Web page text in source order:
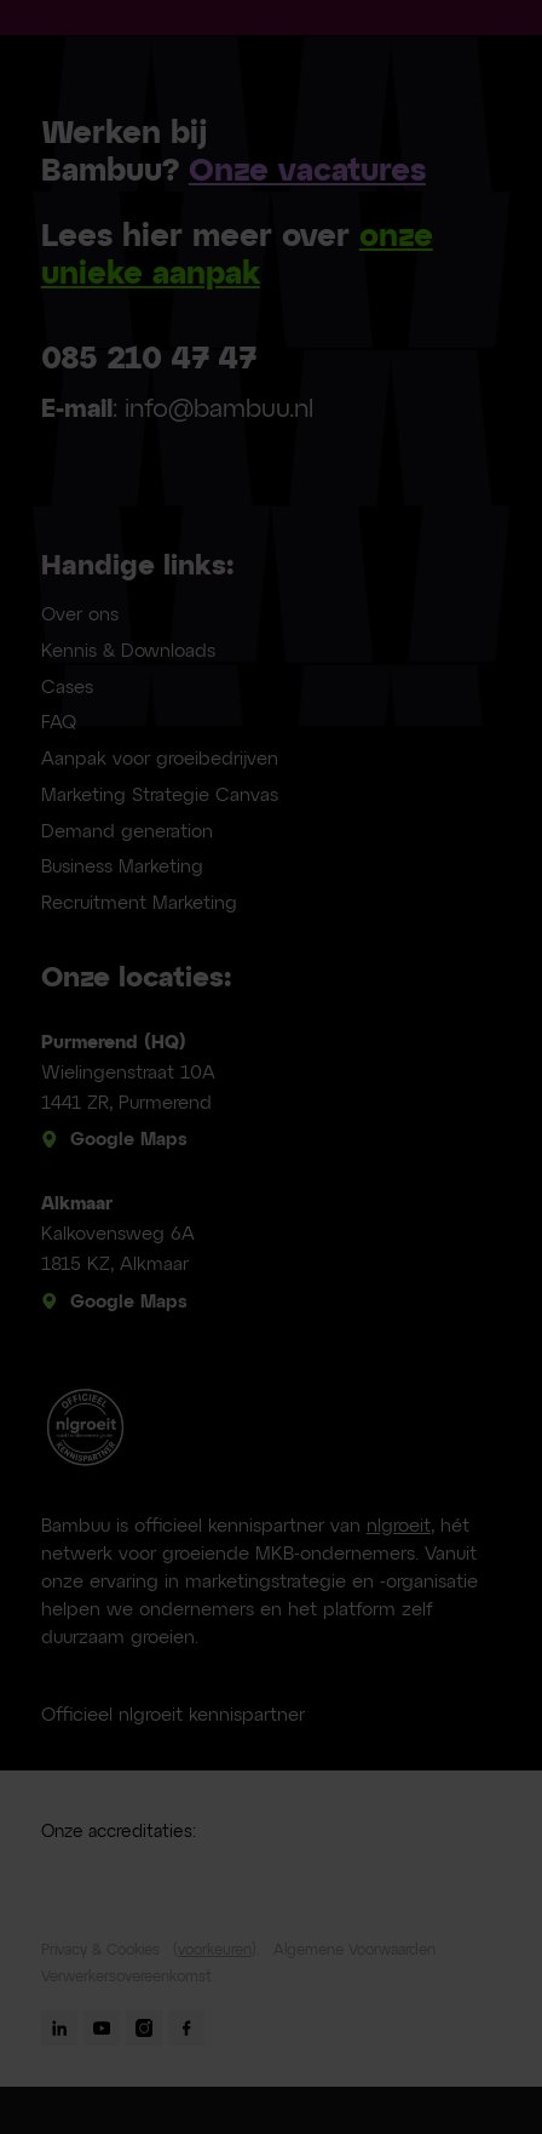
Werken bij
Bambuu? Onze vacatures
Lees hier meer over onze
unieke aanpak
085 210 47 47
E-mail : info@bambuu.nl
Handige links:
Over ons
Kennis & Downloads
Cases
FAQ
Aanpak voor groeibedrijven
Marketing Strategie Canvas
Demand generation
Business Marketing
Recruitment Marketing
Onze locaties:
Purmerend (HQ)
Wielingenstraat 10A
1441 ZR, Purmerend
Google Maps
Alkmaar
Kalkovensweg 6A
1815 KZ, Alkmaar
Google Maps
Bambuu is officieel kennispartner van nlgroeit, hét
netwerk voor groeiende MKB-ondernemers. Vanuit
onze ervaring in marketingstrategie en -organisatie
helpen we ondernemers en het platform zelf
duurzaam groeien.
Officieel nlgroeit kennispartner
Onze accreditaties: